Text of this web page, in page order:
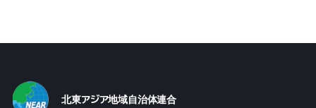
北東アジア地域自治体連合